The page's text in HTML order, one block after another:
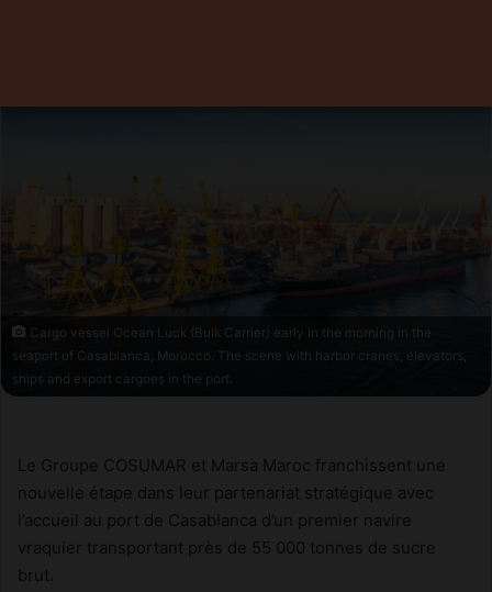
Cargo vessel Ocean Luck (Bulk Carrier) early in the morning in the
seaport of Casablanca, Morocco. The scene with harbor cranes, elevators,
ships and export cargoes in the port.
Le Groupe COSUMAR et Marsa Maroc franchissent une
nouvelle étape dans leur partenariat stratégique avec
l’accueil au port de Casablanca d’un premier navire
vraquier transportant près de 55 000 tonnes de sucre
brut.